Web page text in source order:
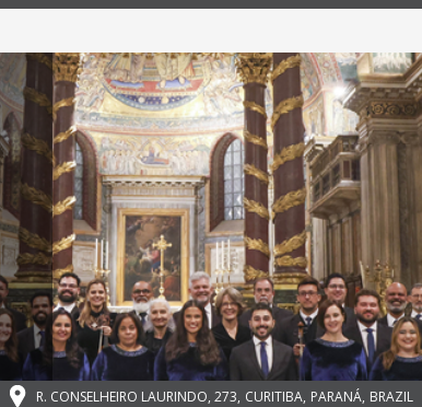
R. CONSELHEIRO LAURINDO, 273, CURITIBA, PARANÁ, BRAZIL